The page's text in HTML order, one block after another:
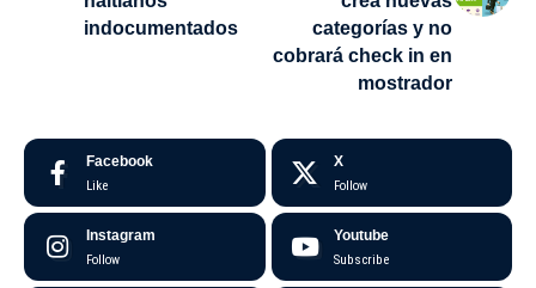
indocumentados
categorías y no
cobrará check in en
mostrador
Facebook
Like
X
Follow
Instagram
Follow
Youtube
Subscribe